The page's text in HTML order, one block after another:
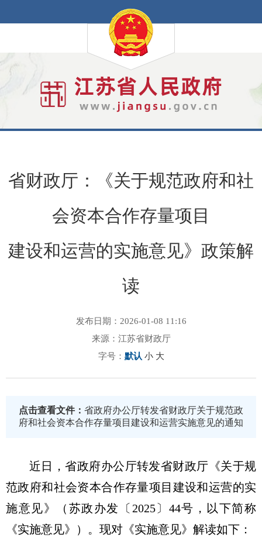
省财政厅：《关于规范政府和社
会资本合作存量项目
建设和运营的实施意见》政策解
读
发布日期：2026-01-08 11:16
来源：江苏省财政厅
字号： 默认 小 大
点击查看文件： 省政府办公厅转发省财政厅关于规范政
府和社会资本合作存量项目建设和运营实施意见的通知
近日，省政府办公厅转发省财政厅 《关于规
范政府和社会资本合作存量项目建设和运营的实
施意见》（苏政办发〔 2025〕 44号，以下简称
《实施意见》）。现对《实施意见》解读如下：